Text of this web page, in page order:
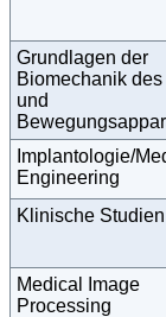
Grundlagen der
Biomechanik des
und
Implantologie/
Engineering
Klinische Studien
Medical Image
Processing